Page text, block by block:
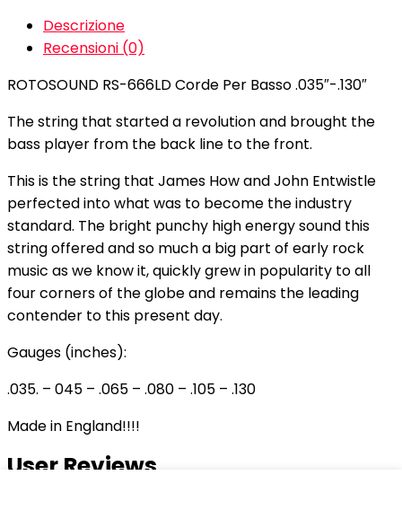
Descrizione
Recensioni (0)
ROTOSOUND RS-666LD Corde Per Basso .035″-.130″
The string that started a revolution and brought the
bass player from the back line to the front.
This is the string that James How and John Entwistle
perfected into what was to become the industry
standard. The bright punchy high energy sound this
string offered and so much a big part of early rock
music as we know it, quickly grew in popularity to all
four corners of the globe and remains the leading
contender to this present day.
Gauges (inches):
.035. – 045 – .065 – .080 – .105 – .130
Made in England!!!!
User Reviews